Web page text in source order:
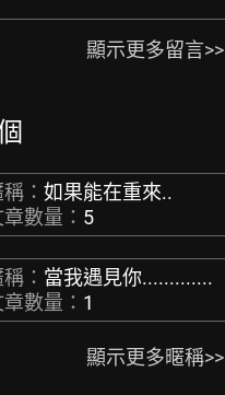
顯示更多留言>>
： 如果能在重來..
數量： 5
： 當我遇見你.............
數量： 1
顯示更多暱稱>>